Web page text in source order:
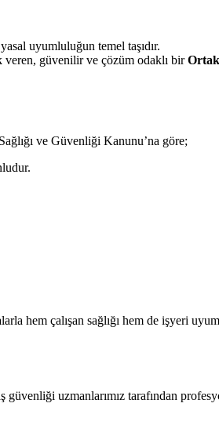
uyumluluğun temel taşıdır.
veren, güvenilir ve çözüm odaklı bir
ve Güvenliği Kanunu’na göre;
hem çalışan sağlığı hem de işyeri
güvenliği uzmanlarımız tarafından